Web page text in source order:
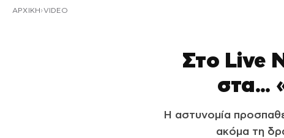
ΑΡΧΙΚΉ VIDEO
Στο Live
στα…
Η αστυνομία
ακόμα τη